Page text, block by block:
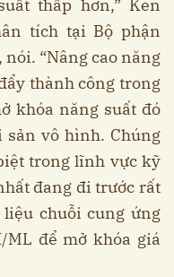
thấp hơn,” Ken
tích tại Bộ phận
“Nâng cao năng
thành công trong
khóa năng suất đó
sản vô hình. Chúng
trong lĩnh vực kỹ
đang đi trước rất
chuỗi cung ứng
ML để mở khóa giá